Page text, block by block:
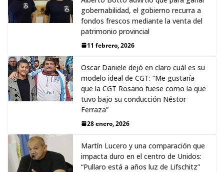
gobernabilidad, el gobierno recurra a
fondos frescos mediante la venta del
patrimonio provincial
11 febrero, 2026
Oscar Daniele dejó en claro cuál es su
modelo ideal de CGT: “Me gustaría
que la CGT Rosario fuese como la que
tuvo bajo su conducción Néstor
Ferraza”
28 enero, 2026
Martín Lucero y una comparación que
impacta duro en el centro de Unidos:
“Pullaro está a años luz de Lifschitz”